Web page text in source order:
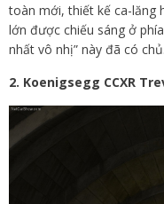
toàn mới, thiết kế ca-lăng
lớn được chiếu sáng ở
nhất vô nhị” này đã có chủ.
2. Koenigsegg CCXR